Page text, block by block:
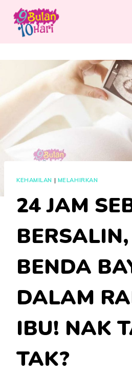
content
KEHAMILAN | MELAHIRKAN
24 JAM
BENDA
DALAM
IBU! NAK
TAK?